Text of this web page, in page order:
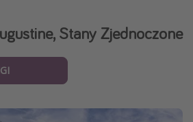
Stany Zjednoczone